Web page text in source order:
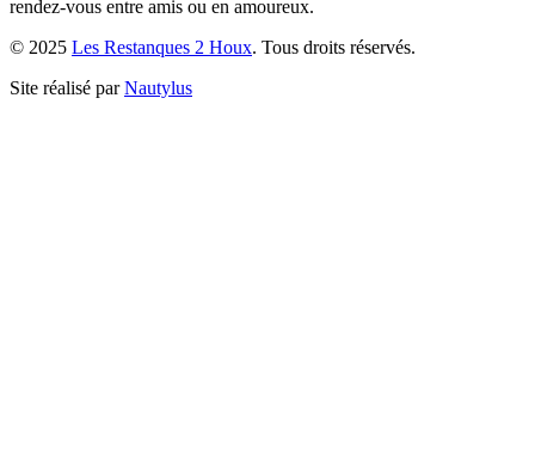
rendez-vous entre amis ou en amoureux.
© 2025 Les Restanques 2 Houx. Tous droits réservés.
Site réalisé parNautylus